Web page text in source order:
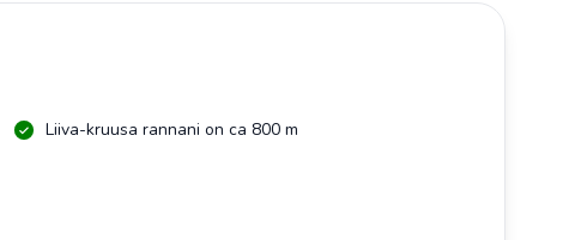
Liiva-kruusa rannani on ca 800 m